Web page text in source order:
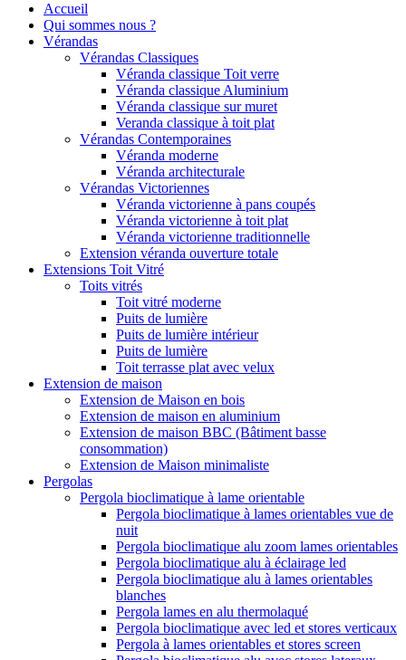
Accueil
Qui sommes nous ?
Vérandas
Vérandas Classiques
Véranda classique Toit verre
Véranda classique Aluminium
Véranda classique sur muret
Veranda classique à toit plat
Vérandas Contemporaines
Véranda moderne
Véranda architecturale
Vérandas Victoriennes
Véranda victorienne à pans coupés
Véranda victorienne à toit plat
Véranda victorienne traditionnelle
Extension véranda ouverture totale
Extensions Toit Vitré
Toits vitrés
Toit vitré moderne
Puits de lumière
Puits de lumière intérieur
Puits de lumière
Toit terrasse plat avec velux
Extension de maison
Extension de Maison en bois
Extension de maison en aluminium
Extension de maison BBC (Bâtiment basse
consommation)
Extension de Maison minimaliste
Pergolas
Pergola bioclimatique à lame orientable
Pergola bioclimatique à lames orientables vue de
nuit
Pergola bioclimatique alu zoom lames orientables
Pergola bioclimatique alu à éclairage led
Pergola bioclimatique alu à lames orientables
blanches
Pergola lames en alu thermolaqué
Pergola bioclimatique avec led et stores verticaux
Pergola à lames orientables et stores screen